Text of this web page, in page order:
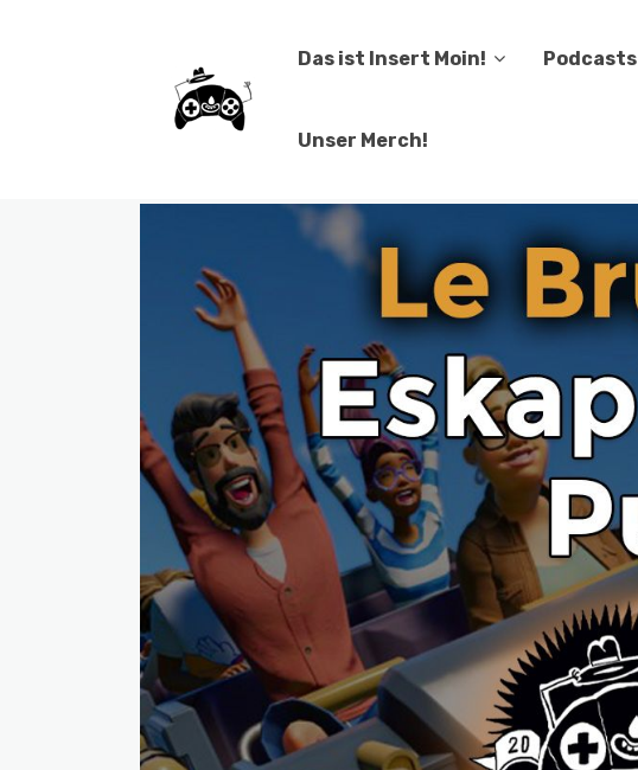
Das ist Insert Moin! Podcasts
Unser Merch!